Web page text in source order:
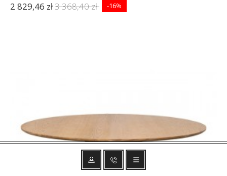
2 829,46 zł3 368,40 zł -16%